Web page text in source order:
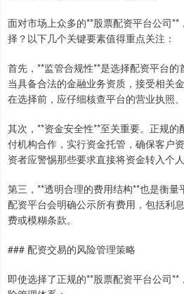
面对市场上众多的**股票配资平台公司
择？以下几个关键要素值得重点关注：
首先，**监管合规性**是选择配资平台
当具备合法的金融业务资质，接受相关
在选择前，应仔细核查平台的营业执照
其次，**资金安全性**至关重要。正规
付机构合作，实行资金托管，确保客户
资者应警惕那些要求直接将资金转入个
第三，**透明合理的费用结构**也是衡
配资平台会明确公示所有费用，包括利
费或模糊条款。
### 配资交易的风险管理策略
即使选择了正规的**股票配资平台公司